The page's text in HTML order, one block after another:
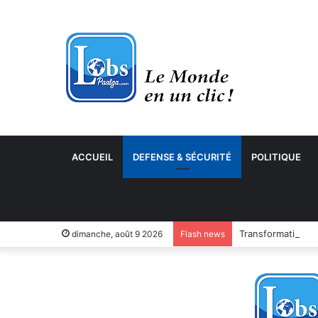
ACCUEIL DEFENSE & SÉCURITÉ POLITIQUE
dimanche, août 9 2026 Flash news Transformation